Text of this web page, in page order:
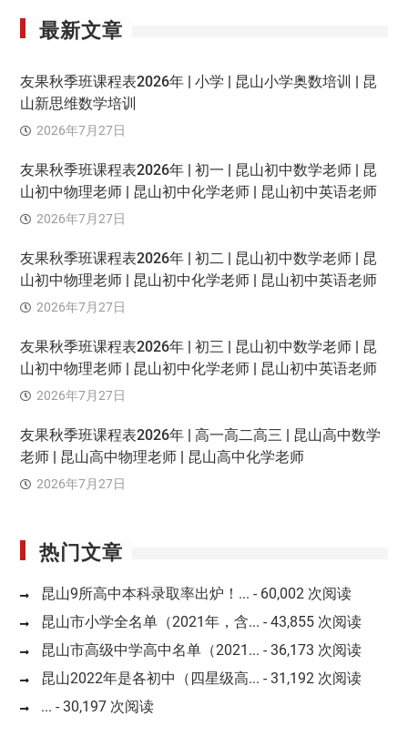
最新文章
友果秋季班课程表2026年 | 小学 | 昆山小学奥数培训 | 昆
山新思维数学培训
2026年7月27日
友果秋季班课程表2026年 | 初一 | 昆山初中数学老师 | 昆
山初中物理老师 | 昆山初中化学老师 | 昆山初中英语老师
2026年7月27日
友果秋季班课程表2026年 | 初二 | 昆山初中数学老师 | 昆
山初中物理老师 | 昆山初中化学老师 | 昆山初中英语老师
2026年7月27日
友果秋季班课程表2026年 | 初三 | 昆山初中数学老师 | 昆
山初中物理老师 | 昆山初中化学老师 | 昆山初中英语老师
2026年7月27日
友果秋季班课程表2026年 | 高一高二高三 | 昆山高中数学
老师 | 昆山高中物理老师 | 昆山高中化学老师
2026年7月27日
热门文章
昆山9所高中本科录取率出炉！... - 60,002 次阅读
昆山市小学全名单（2021年，含... - 43,855 次阅读
昆山市高级中学高中名单（2021... - 36,173 次阅读
昆山2022年是各初中（四星级高... - 31,192 次阅读
... - 30,197 次阅读